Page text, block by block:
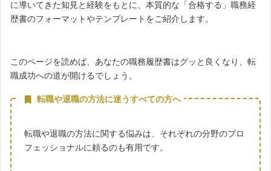
に導いてきた知見と経験をもとに、本質的な「合格する」職務経
歴書のフォーマットやテンプレートをご紹介します。
このページを読めば、あなたの職務履歴書はグッと良くなり、転
職成功への道が開けるでしょう。
転職や退職の方法に迷うすべての方へ
転職や退職の方法に関する悩みは、それぞれの分野のプロ
フェッショナルに頼るのも有用です。